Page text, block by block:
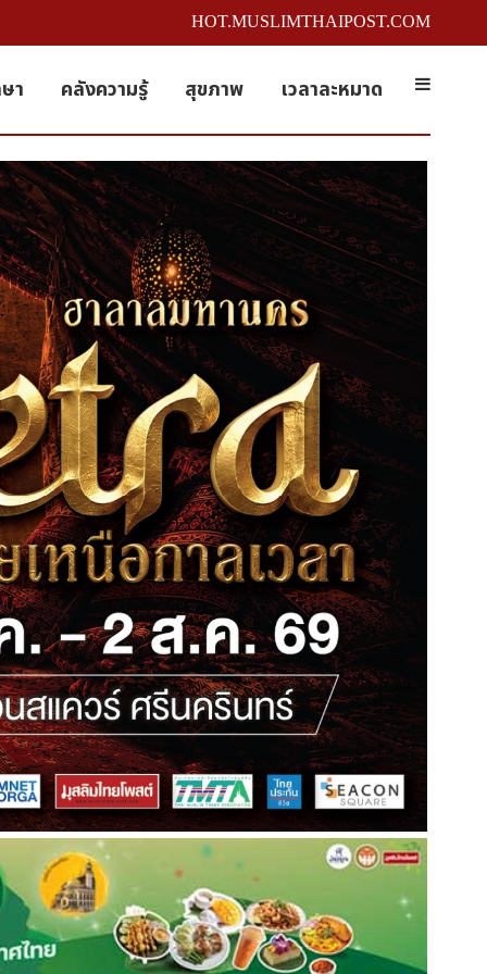
HOT.MUSLIMTHAIPOST.COM
า คลังความรู้ สุขภาพ เวลาละหมาด